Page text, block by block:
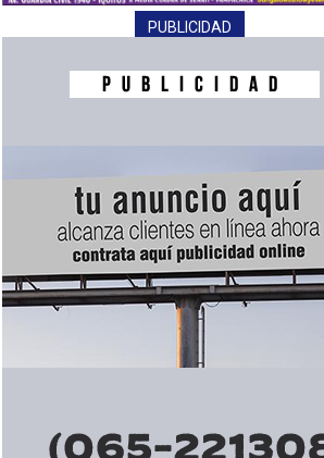
PUBLICIDAD